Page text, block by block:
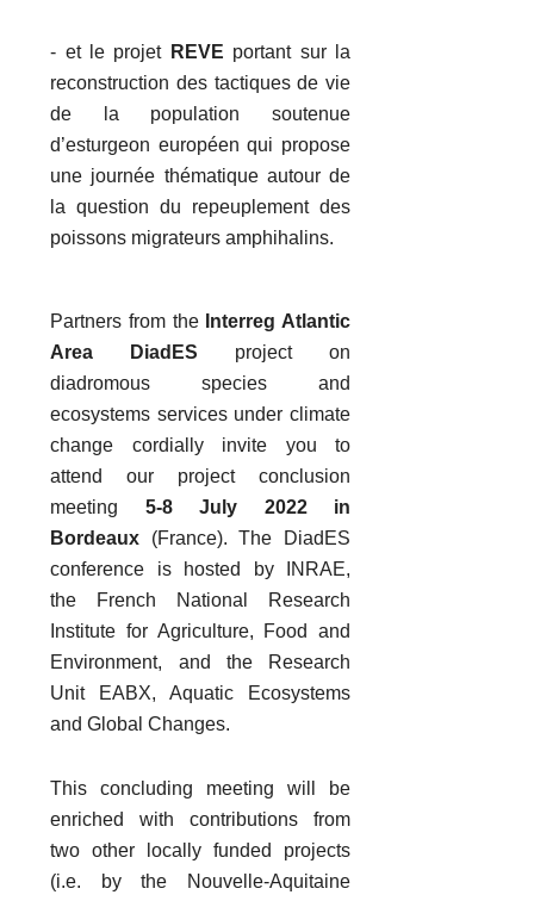
- et le projet REVE portant sur la
reconstruction des tactiques de vie
de la population soutenue
d’esturgeon européen qui propose
une journée thématique autour de
la question du repeuplement des
poissons migrateurs amphihalins.
Partners from the Interreg Atlantic
Area DiadES project on
diadromous species and
ecosystems services under climate
change cordially invite you to
attend our project conclusion
meeting 5-8 July 2022 in
Bordeaux (France). The DiadES
conference is hosted by INRAE,
the French National Research
Institute for Agriculture, Food and
Environment, and the Research
Unit EABX, Aquatic Ecosystems
and Global Changes.
This concluding meeting will be
enriched with contributions from
two other locally funded projects
(i.e. by the Nouvelle-Aquitaine